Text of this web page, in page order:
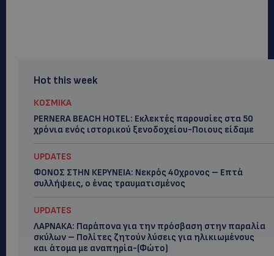
Hot this week
ΚΟΣΜΙΚΑ
PERNERA BEACH HOTEL: Εκλεκτές παρουσίες στα 50
χρόνια ενός ιστορικού ξενοδοχείου-Ποιους είδαμε
UPDATES
ΦΟΝΟΣ ΣΤΗΝ ΚΕΡΥΝΕΙΑ: Νεκρός 40χρονος – Επτά
συλλήψεις, ο ένας τραυματισμένος
UPDATES
ΛΑΡΝΑΚΑ: Παράπονα για την πρόσβαση στην παραλία
σκύλων – Πολίτες ζητούν λύσεις για ηλικιωμένους
και άτομα με αναπηρία-(Φώτο)